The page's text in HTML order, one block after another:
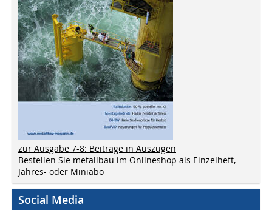
zur Ausgabe 7-8: Beiträge in Auszügen
Bestellen Sie metallbau im Onlineshop als Einzelheft,
Jahres- oder Miniabo
Social Media